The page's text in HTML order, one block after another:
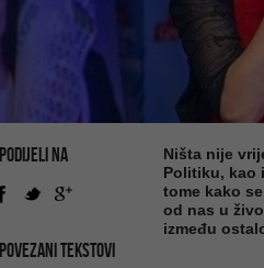
PODIJELI NA
POVEZANI TEKSTOVI
Ništa nije
Politiku, kao
tome kako
od nas u
između